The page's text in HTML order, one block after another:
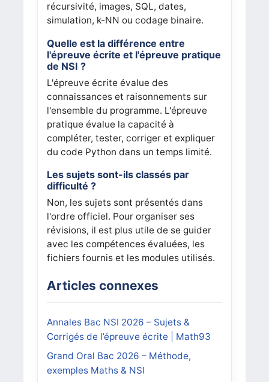
récursivité, images, SQL, dates,
simulation, k-NN ou codage binaire.
Quelle est la différence entre
l'épreuve écrite et l'épreuve pratique
de NSI ?
L'épreuve écrite évalue des
connaissances et raisonnements sur
l'ensemble du programme. L'épreuve
pratique évalue la capacité à
compléter, tester, corriger et expliquer
du code Python dans un temps limité.
Les sujets sont-ils classés par
difficulté ?
Non, les sujets sont présentés dans
l'ordre officiel. Pour organiser ses
révisions, il est plus utile de se guider
avec les compétences évaluées, les
fichiers fournis et les modules utilisés.
Articles connexes
Annales Bac NSI 2026 – Sujets &
Corrigés de l’épreuve écrite | Math93
Grand Oral Bac 2026 – Méthode,
exemples Maths & NSI